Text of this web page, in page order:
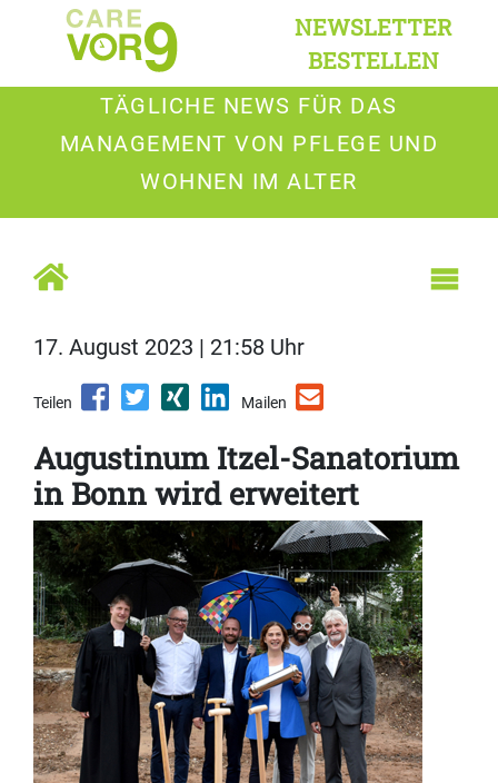
NEWSLETTER
BESTELLEN
TÄGLICHE NEWS FÜR DAS
MANAGEMENT VON PFLEGE UND
WOHNEN IM ALTER
17. August 2023 | 21:58 Uhr
Teilen Mailen
Augustinum Itzel-Sanatorium
in Bonn wird erweitert